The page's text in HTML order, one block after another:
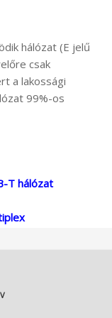
hálózat (E jelű
csak
a lakossági
99%-os
T hálózat